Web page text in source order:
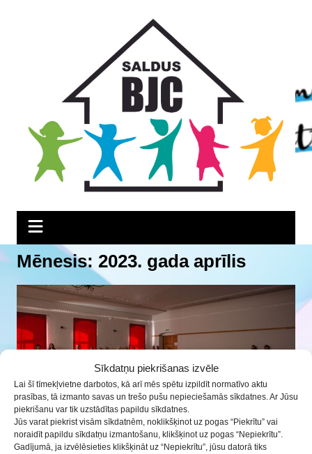
Sīkdatņu piekrišanas izvēle
Lai šī tīmekļvietne darbotos, kā arī mēs spētu izpildīt normatīvo aktu
prasības, tā izmanto savas un trešo pušu nepieciešamās sīkdatnes. Ar Jūsu
piekrišanu var tik uzstādītas papildu sīkdatnes.
Jūs varat piekrist visām sīkdatnēm, noklikšķinot uz pogas “Piekrītu” vai
noraidīt papildu sīkdatņu izmantošanu, klikšķinot uz pogas “Nepiekrītu”.
Gadījumā, ja izvēlēsieties klikšķināt uz “Nepiekrītu”, jūsu datorā tiks
Mēnesis: 2023. gada aprīlis